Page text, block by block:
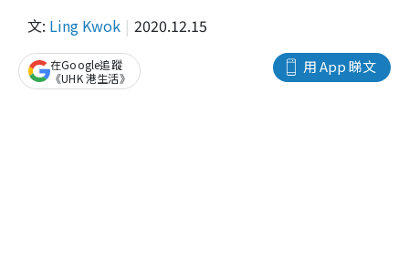
文: Ling Kwok 2020.12.15
用 App 睇文
在Google追蹤
《UHK 港生活》